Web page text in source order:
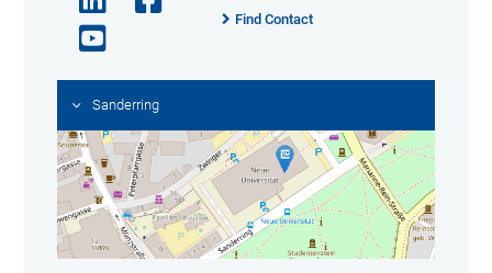
Find Contact
Sanderring